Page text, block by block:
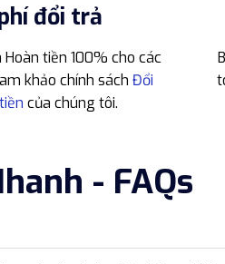
đổi trả
tiền 100% cho các
khảo chính sách Đổi
của chúng tôi.
- FAQs